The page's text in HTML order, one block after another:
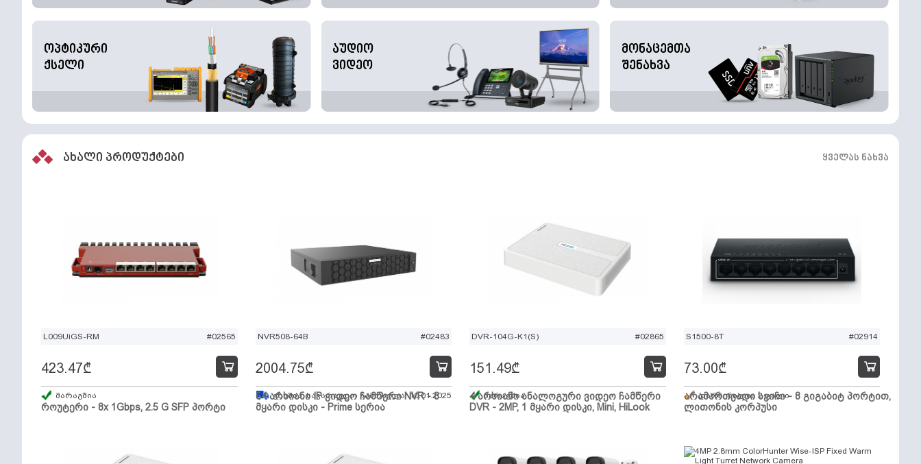
ოპტიკური
ქსელი
აუდიო
ვიდეო
მონაცემთა
შენახვა
ახალი პროდუქტები ყველას ნახვა
L009UiGS-RM #02565
როუტერი - 8x 1Gbps, 2.5 G SFP პორტი
423.47₾
მარაგშია
NVR508-64B #02483
64 არხიანი IP ვიდეო ჩამწერი NVR - 8
მყარი დისკი - Prime სერია
2004.75₾
გზაშია, სავარაუდო ჩამოსვლა: 10.01.2025
DVR-104G-K1(S) #02865
4 არხიანი ანალოგური ვიდეო ჩამწერი
DVR - 2MP, 1 მყარი დისკი, Mini, HiLook
151.49₾
მარაგშია
S1500-8T #02914
არამართვადი სვიჩი - 8 გიგაბიტ პორტით,
ლითონის კორპუსი
73.00₾
დარჩენილია 2 ცალი